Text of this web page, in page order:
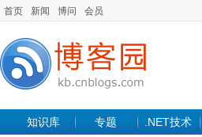
首页 新闻 博问 会员
知识库 专题 .NET技术